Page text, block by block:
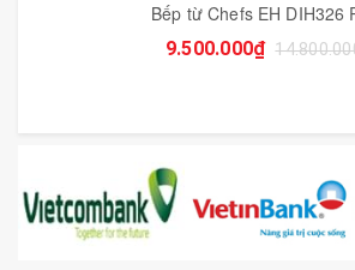
Bếp từ Chefs EH DIH326
9.500.000₫